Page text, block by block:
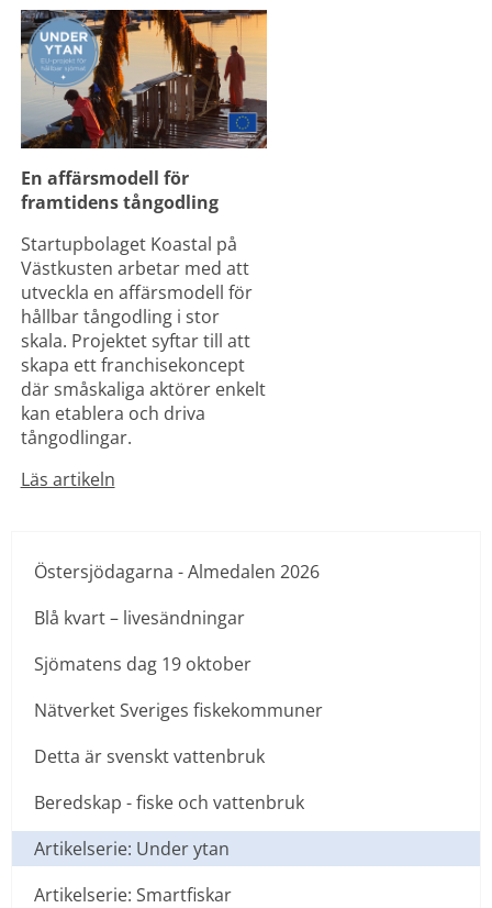
En affärsmodell för
framtidens tångodling
Startupbolaget Koastal på
Västkusten arbetar med att
utveckla en affärsmodell för
hållbar tångodling i stor
skala. Projektet syftar till att
skapa ett franchisekoncept
där småskaliga aktörer enkelt
kan etablera och driva
tångodlingar.
Läs artikeln
Östersjödagarna - Almedalen 2026
Blå kvart – livesändningar
Sjömatens dag 19 oktober
Nätverket Sveriges fiskekommuner
Detta är svenskt vattenbruk
Beredskap - fiske och vattenbruk
Artikelserie: Under ytan
Artikelserie: Smartfiskar